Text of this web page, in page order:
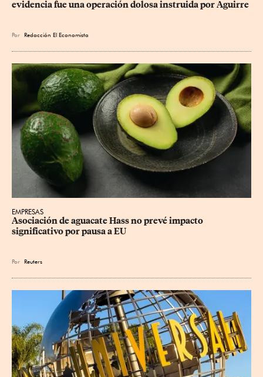
evidencia fue una operación dolosa instruida por Aguirre
Por Redacción El Economista
EMPRESAS
Asociación de aguacate Hass no prevé impacto
significativo por pausa a EU
Por Reuters